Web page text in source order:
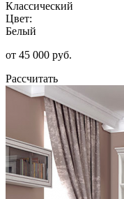
Классический
Цвет:
Белый
от 45 000 руб.
Рассчитать